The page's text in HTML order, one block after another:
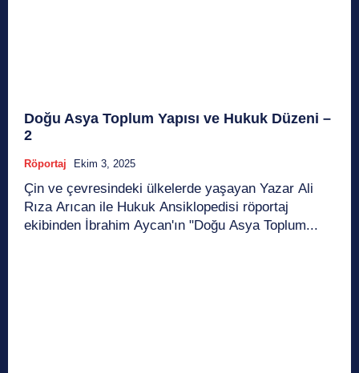
Doğu Asya Toplum Yapısı ve Hukuk Düzeni –
2
Röportaj Ekim 3, 2025
Çin ve çevresindeki ülkelerde yaşayan Yazar Ali
Rıza Arıcan ile Hukuk Ansiklopedisi röportaj
ekibinden İbrahim Aycan'ın "Doğu Asya Toplum...